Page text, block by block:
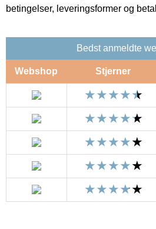
betingelser, leveringsformer og
Bedst anmeldte
Webshop Stjerner